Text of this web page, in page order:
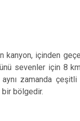
kanyon, içinden
sevenler için 8
zamanda
bir bölgedir.